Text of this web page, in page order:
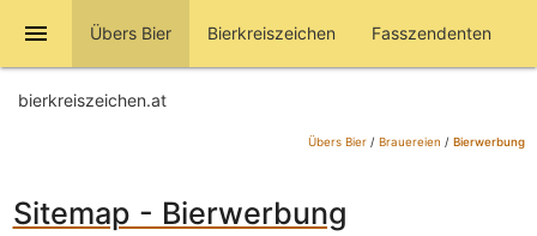
menu Übers Bier Bierkreiszeichen Fasszendenten
bierkreiszeichen.at
Übers Bier/ Brauereien / Bierwerbung
Sitemap - Bierwerbung